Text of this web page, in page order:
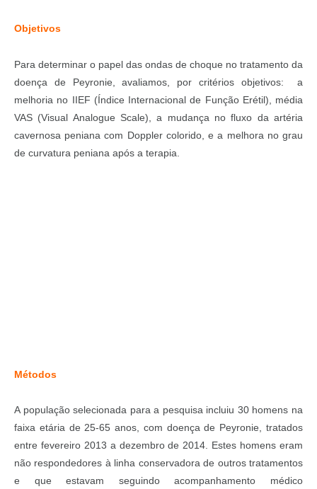
Objetivos
Para determinar o papel das ondas de choque no tratamento da
doença de Peyronie, avaliamos, por critérios objetivos: a
melhoria no IIEF (Índice Internacional de Função Erétil), média
VAS (Visual Analogue Scale), a mudança no fluxo da artéria
cavernosa peniana com Doppler colorido, e a melhora no grau
de curvatura peniana após a terapia.
Métodos
A população selecionada para a pesquisa incluiu 30 homens na
faixa etária de 25-65 anos, com doença de Peyronie, tratados
entre fevereiro 2013 a dezembro de 2014. Estes homens eram
não respondedores à linha conservadora de outros tratamentos
e que estavam seguindo acompanhamento médico